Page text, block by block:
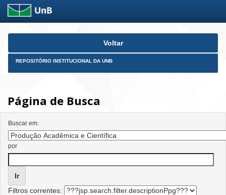
Skip
Voltar
REPOSITÓRIO INSTITUCIONAL DA UNB
Página de Busca
Buscar em:
por
Filtros correntes: